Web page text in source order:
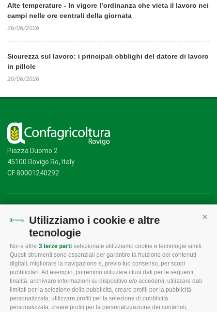
Utilizziamo i cookie e altre
tecnologie
Noi e altre 3 terze parti selezionate utilizziamo cookie e tecnologie simili.
Questi strumenti sono essenziali per garantire la fruizione dei contenuti
digitali, migliorare la navigazione e, previo tuo consenso, per scopi
pubblicitari. Ad esempio, potremmo utilizzare i tuoi dati per le seguenti
finalità: archiviare informazioni su dispositivo e/o accedervi, utilizzare dati
limitati per la selezione della pubblicità, creare profili per la pubblicità
personalizzata, utilizzare profili per la selezione di pubblicità
personalizzata, creare profili per la personalizzazione dei contenuti,
Alte temperature - In vigore l’ordinanza che vieta il lavoro nei
campi nelle ore centrali della giornata
26/06/2026
Sicurezza sul lavoro: i principali obblighi del datore di lavoro
in pillole
20/06/2026
Piazza Duomo 2
45100 Rovigo Ro, Italy
CF 80001240292
CONFAGRICOLTURA
ROVIGO
L'Associazione
Missione e Progetto
Organigramma aziendale
CONFAGRICOLTURA
INFORMA
Tecnico
Fiscale
Lavoro